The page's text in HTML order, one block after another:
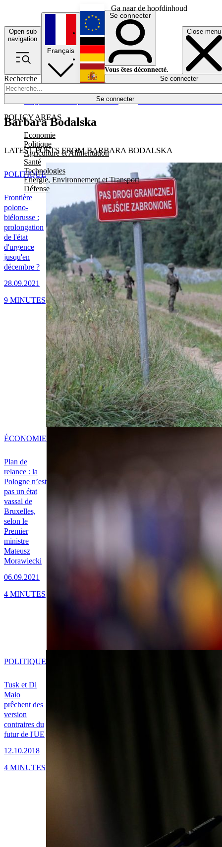
Ga naar de hoofdinhoud
Open sub
navigation
Close menu
Recherche
Se connecter
POLICY AREAS
Economie
Politique
Agriculture et Alimentation
Santé
Technologies
Energie, Environnement et Transport
Défense
Économie
Français
English
Deutsch
Español
Se connecter
Vous êtes déconnecté.
Se connecter
Barbara Bodalska
LATEST POSTS FROM BARBARA BODALSKA
Frontière
polono-
biélorusse :
prolongation
de l'état
d'urgence
jusqu'en
décembre ?
28.09.2021
POLITIQUE
9 MINUTES
Plan de
relance : la
Pologne n’est
pas un état
vassal de
Bruxelles,
selon le
Premier
ministre
Mateusz
Morawiecki
06.09.2021
ÉCONOMIE
4 MINUTES
Tusk et Di
Maio
prêchent des
version
contraires du
futur de l'UE
12.10.2018
POLITIQUE
4 MINUTES